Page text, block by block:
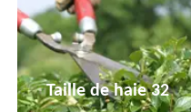
Taille de haie 32